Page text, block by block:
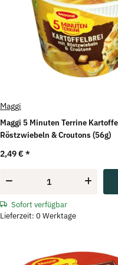
Maggi
Maggi 5 Minuten Terrine
Röstzwiebeln & Croutons (56g)
2,49 € *
Sofort verfügbar
Lieferzeit: 0 Werktage